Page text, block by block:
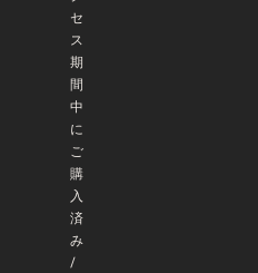
セ
ス
期
間
中
に
ご
購
入
済
み
/